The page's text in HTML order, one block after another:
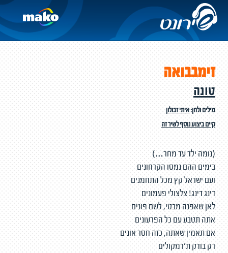
זימבבואה
טונה
מילים ולחן:איתי זבולון
קיים ביצוע נוסף לשיר זה
(נומה ילד עד מחר…)
בימים ההם נמסו הקרחונים
ועם ישראל קץ מכל התחמנים
דינג דינג! צלצולי פעמונים
לאן שאפנה מבטי, לשם פונים
אתה תטבע עם כל הפרעונים
אם תאמין שאתה, כזה חסר אונים
רק בודק ת'רמקולים